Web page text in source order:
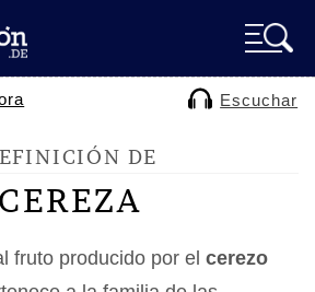
Escuchar
DE
CEREZA
fruto producido por el cerezo